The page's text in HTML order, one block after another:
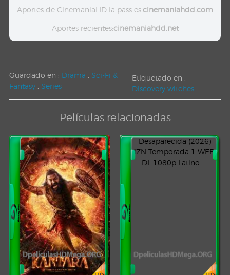
Aportes de CinemaniaHD la pass es:cinemaniahdd.com
Aportes recientes:cinemaniahdd.net
Guardado en : Drama
Sci-Fi &
Fantasy
Series
Etiquetado en :
Discovery witches
Películas relacionadas